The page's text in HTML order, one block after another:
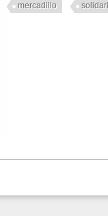
mercadillo